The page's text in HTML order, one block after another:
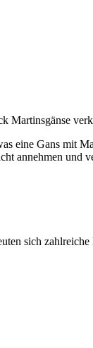
Martinsgänse
eine Gans mit
annehmen und
sich